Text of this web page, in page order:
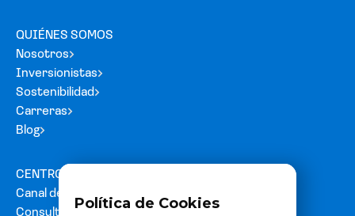
QUIÉNES SOMOS
Nosotros
Inversionistas
Sostenibilidad
Carreras
Blog
CENTRO DE AYUDA
Canal de denuncias
Consultas y reclamos
Política de Cookies